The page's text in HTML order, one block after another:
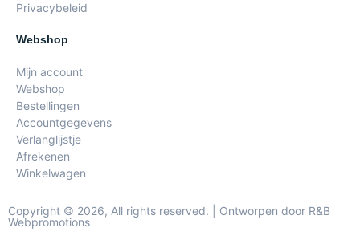
Privacybeleid
Webshop
Mijn account
Webshop
Bestellingen
Accountgegevens
Verlanglijstje
Afrekenen
Winkelwagen
Copyright © 2026, All rights reserved. | Ontworpen door R&B
Webpromotions